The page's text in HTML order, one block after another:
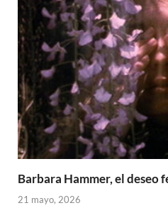
Barbara Hammer, el deseo
21 mayo, 2026